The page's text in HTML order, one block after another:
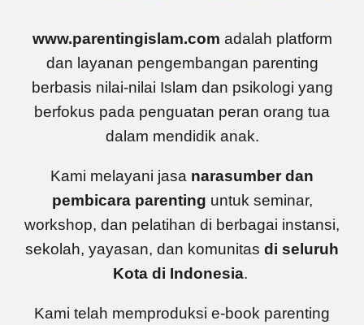
www.parentingislam.com adalah platform
dan layanan pengembangan parenting
berbasis nilai-nilai Islam dan psikologi yang
berfokus pada penguatan peran orang tua
dalam mendidik anak.
Kami melayani jasa narasumber dan
pembicara parenting untuk seminar,
workshop, dan pelatihan di berbagai instansi,
sekolah, yayasan, dan komunitas di seluruh
Kota di Indonesia.
Kami telah memproduksi e-book parenting